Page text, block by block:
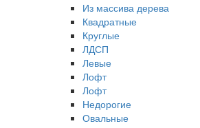
Из массива дерева
Квадратные
Круглые
ЛДСП
Левые
Лофт
Лофт
Недорогие
Овальные